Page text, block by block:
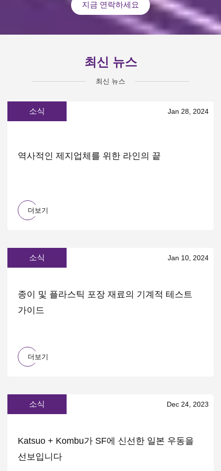
지금 연락하세요
최신 뉴스
최신 뉴스
소식 Jan 28, 2024
역사적인 제지업체를 위한 라인의 끝
더보기
소식 Jan 10, 2024
종이 및 플라스틱 포장 재료의 기계적 테스트
가이드
더보기
소식 Dec 24, 2023
Katsuo + Kombu가 SF에 신선한 일본 우동을
선보입니다